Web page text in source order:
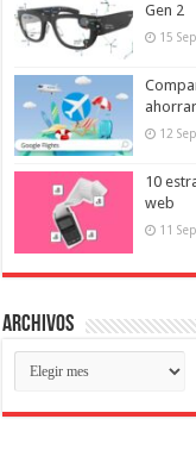
Gen 2
15
12
10
web
11
Archivos